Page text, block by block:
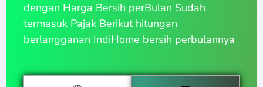
dengan Harga Bersih perBulan Sudah
termasuk Pajak Berikut hitungan
berlangganan IndiHome bersih perbulannya